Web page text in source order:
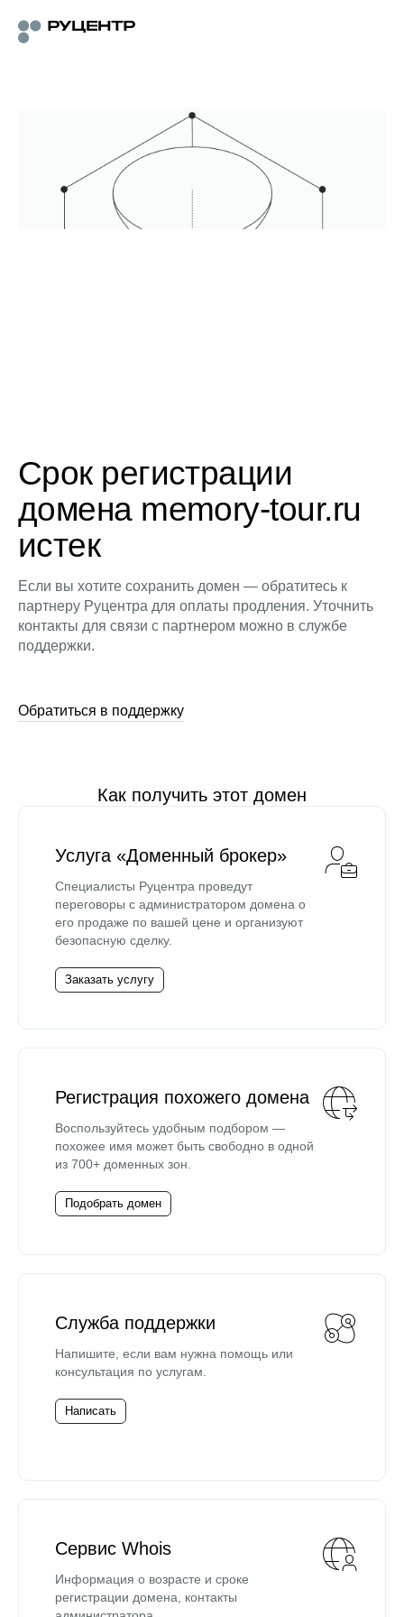
Срок регистрации
домена memory-tour.ru
истек
Если вы хотите сохранить домен — обратитесь к
партнеру Руцентра для оплаты продления. Уточнить
контакты для связи с партнером можно в службе
поддержки.
Обратиться в поддержку
Как получить этот домен
Услуга «Доменный брокер»
Специалисты Руцентра проведут
переговоры с администратором домена о
его продаже по вашей цене и организуют
безопасную сделку.
Заказать услугу
Регистрация похожего домена
Воспользуйтесь удобным подбором —
похожее имя может быть свободно в одной
из 700+ доменных зон.
Подобрать домен
Служба поддержки
Напишите, если вам нужна помощь или
консультация по услугам.
Написать
Сервис Whois
Информация о возрасте и сроке
регистрации домена, контакты